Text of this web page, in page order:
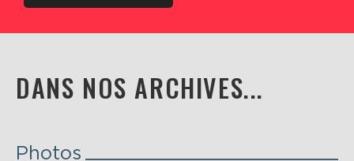
DANS NOS ARCHIVES...
Photos